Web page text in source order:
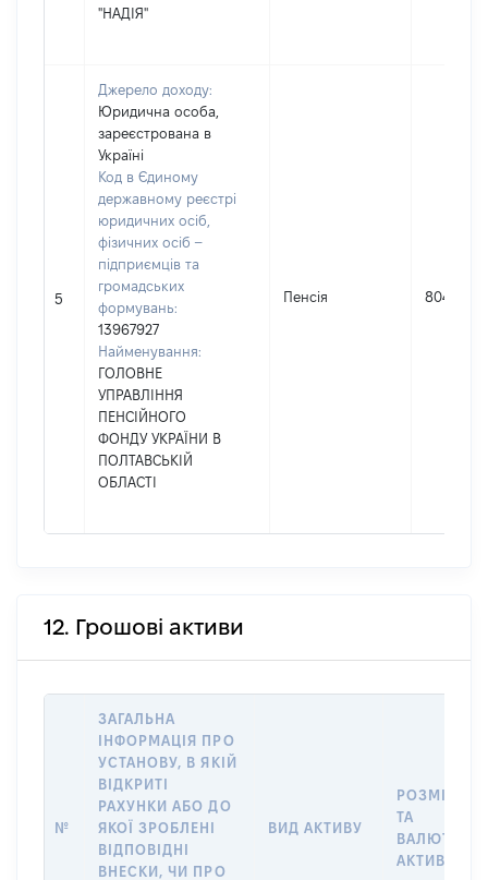
"НАДІЯ"
5
Джерело доходу:
Юридична особа,
зареєстрована в
Україні
Код в Єдиному
державному реєстрі
юридичних осіб,
фізичних осіб –
підприємців та
громадських
формувань:
13967927
Найменування:
ГОЛОВНЕ
УПРАВЛІННЯ
ПЕНСІЙНОГО
ФОНДУ УКРАЇНИ В
ПОЛТАВСЬКІЙ
ОБЛАСТІ
Пенсія 80463
12. Грошові активи
№
ЗАГАЛЬНА
ІНФОРМАЦІЯ ПРО
УСТАНОВУ, В ЯКІЙ
ВІДКРИТІ
РАХУНКИ АБО ДО
ЯКОЇ ЗРОБЛЕНІ
ВІДПОВІДНІ
ВНЕСКИ, ЧИ ПРО
ВИД АКТИВУ
РОЗМІР
ТА
ВАЛЮТА
АКТИВУ